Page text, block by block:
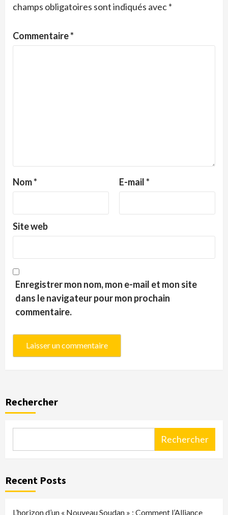
champs obligatoires sont indiqués avec*
Commentaire*
Nom* E-mail*
Site web
Enregistrer mon nom, mon e-mail et mon site
dans le navigateur pour mon prochain
commentaire.
Rechercher
Rechercher
Recent Posts
L’horizon d’un « Nouveau Soudan » : Comment l’Alliance